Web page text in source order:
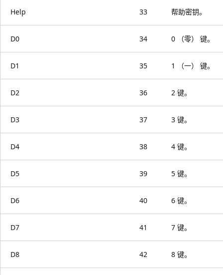
Help 33 帮助密钥。
D0 34 0 （零） 键。
D1 35 1 （一） 键。
D2 36 2 键。
D3 37 3 键。
D4 38 4 键。
D5 39 5 键。
D6 40 6 键。
D7 41 7 键。
D8 42 8 键。